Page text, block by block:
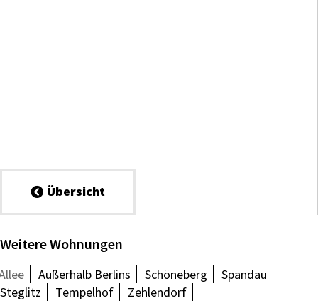
Übersicht
Weitere Wohnungen
Außerhalb Berlins Schöneberg
Spandau
Steglitz
Tempelhof Zehlendorf